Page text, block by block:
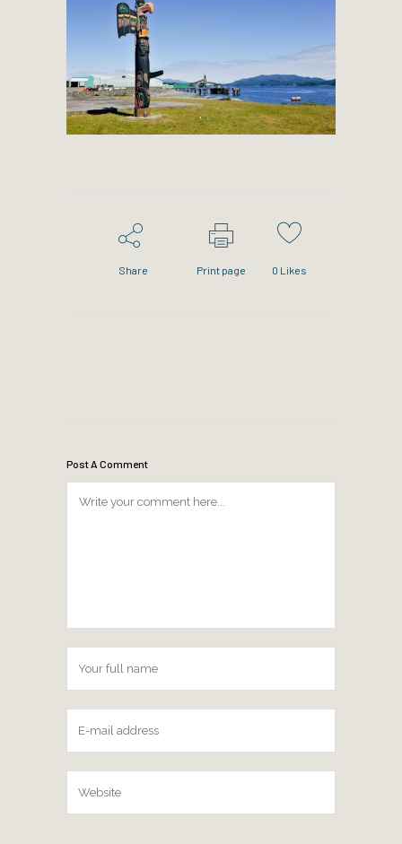
Share Print page 0 Likes
Post A Comment